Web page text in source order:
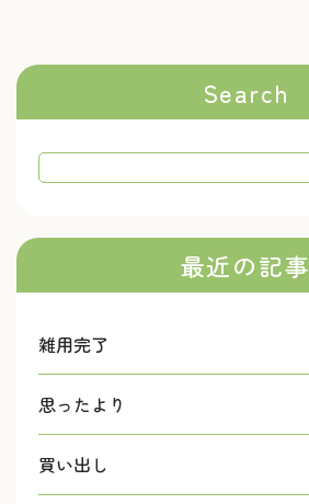
Search
最近の記事
雑用完了
思ったより
買い出し